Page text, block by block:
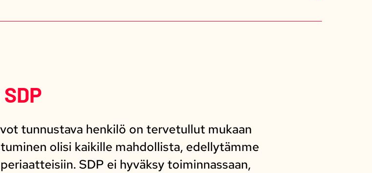
tunnustava henkilö on tervetullut mukaan
olisi kaikille mahdollista, edellytämme
SDP ei hyväksy toiminnassaan,